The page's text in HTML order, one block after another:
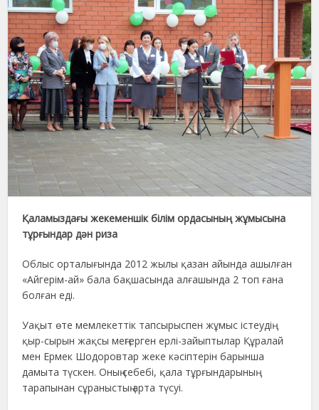
Қаламыздағы жекеменшік білім ордасының жұмысына
тұрғындар дән риза
Облыс орталығында 2012 жылы қазан айында ашылған
«Айгерім-ай» бала бақшасында алғашында 2 топ ғана
болған еді.
Уақыт өте мемлекеттік тапсырыспен жұмыс істеудің
қыр-сырын жақсы меңгерген ерлі-зайыптылар Құралай
мен Ермек Шодоровтар жеке кәсіптерін барынша
дамыта түскен. Оның себебі, қала тұрғындарының
тарапынан сұраныстың арта түсуі.